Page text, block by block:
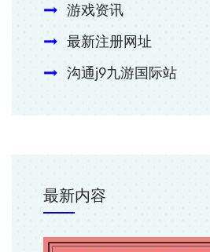
游戏资讯
最新注册网址
沟通j9九游国际站
最新内容